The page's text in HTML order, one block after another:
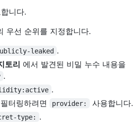
니다.
우선 순위를 지정합니다.
leaked .
토리 에서 발견된 비밀 누수 내용을
.
.
터링하려면
provider:
사용합니다.
type:
.